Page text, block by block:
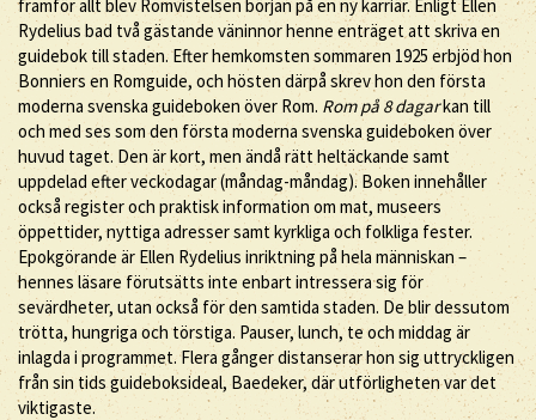
framför allt blev Romvistelsen början på en ny karriär. Enligt Ellen
Rydelius bad två gästande väninnor henne enträget att skriva en
guidebok till staden. Efter hemkomsten sommaren 1925 erbjöd hon
Bonniers en Romguide, och hösten därpå skrev hon den första
moderna svenska guideboken över Rom. Rom på 8 dagarkan till
och med ses som den första moderna svenska guideboken över
huvud taget. Den är kort, men ändå rätt heltäckande samt
uppdelad efter veckodagar (måndag-måndag). Boken innehåller
också register och praktisk information om mat, museers
öppettider, nyttiga adresser samt kyrkliga och folkliga fester.
Epokgörande är Ellen Rydelius inriktning på hela människan –
hennes läsare förutsätts inte enbart intressera sig för
sevärdheter, utan också för den samtida staden. De blir dessutom
trötta, hungriga och törstiga. Pauser, lunch, te och middag är
inlagda i programmet. Flera gånger distanserar hon sig uttryckligen
från sin tids guideboksideal, Baedeker, där utförligheten var det
viktigaste.